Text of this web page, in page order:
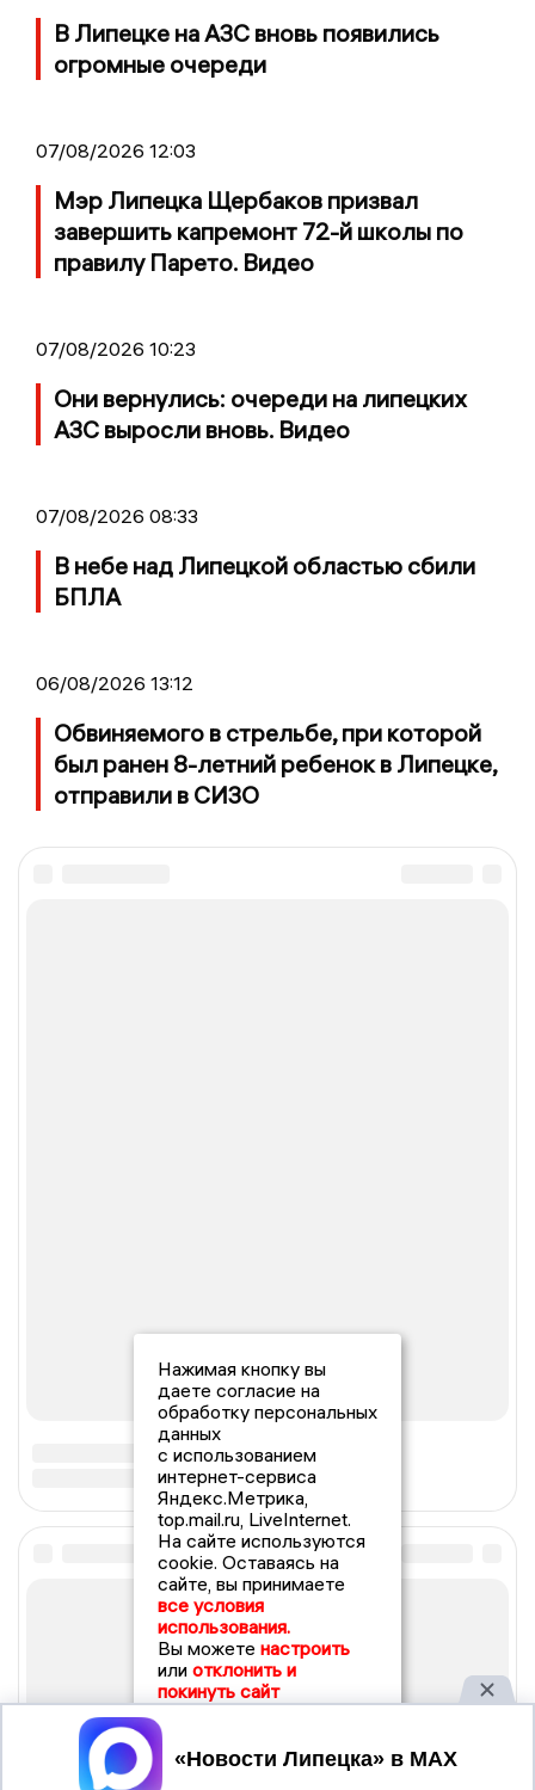
В Липецке на АЗС вновь появились
огромные очереди
07/08/2026 12:03
Мэр Липецка Щербаков призвал
завершить капремонт 72-й школы по
правилу Парето. Видео
07/08/2026 10:23
Они вернулись: очереди на липецких
АЗС выросли вновь. Видео
07/08/2026 08:33
В небе над Липецкой областью сбили
БПЛА
06/08/2026 13:12
Обвиняемого в стрельбе, при которой
был ранен 8-летний ребенок в Липецке,
отправили в СИЗО
Нажимая кнопку вы
даете согласие на
обработку персональных
данных
с использованием
интернет-сервиса
Яндекс.Метрика,
top.mail.ru, LiveInternet.
На сайте используются
cookie. Оставаясь на
сайте, вы принимаете
все условия
использования.
Вы можете настроить
или отклонить и
покинуть сайт
Принять